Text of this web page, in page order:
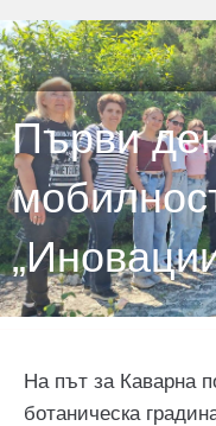
Първи
На път за Каварна
ботаническа